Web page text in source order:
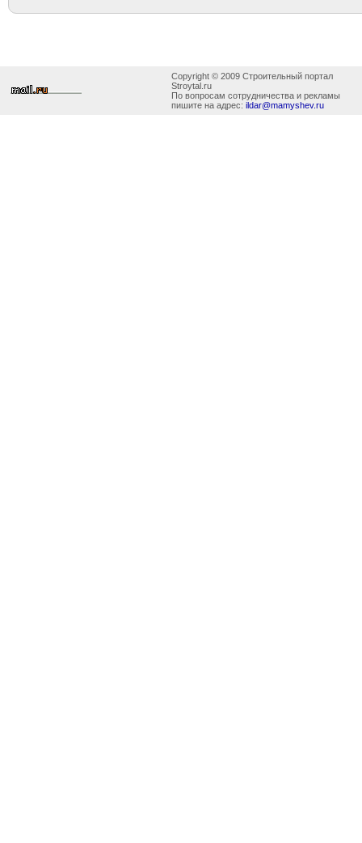
Copyright © 2009 Строительный портал
Stroytal.ru
По вопросам сотрудничества и рекламы
пишите на адрес: ildar@mamyshev.ru